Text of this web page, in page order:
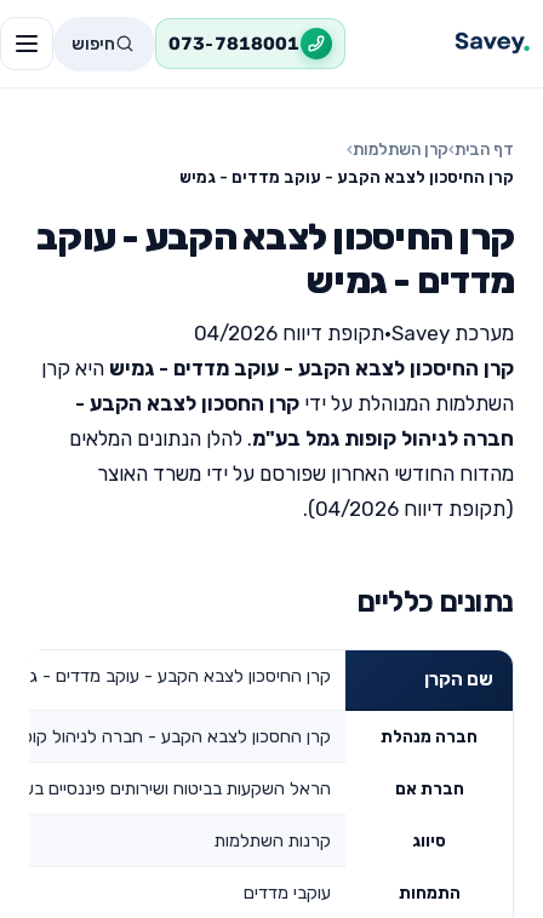
073-7818001 חיפוש
דף הבית›קרן השתלמות›
קרן החיסכון לצבא הקבע - עוקב מדדים - גמיש
קרן החיסכון לצבא הקבע - עוקב
מדדים - גמיש
מערכת Savey •תקופת דיווח 04/2026
קרן החיסכון לצבא הקבע - עוקב מדדים - גמיש היא קרן
השתלמות המנוהלת על ידי קרן החסכון לצבא הקבע -
חברה לניהול קופות גמל בע"מ. להלן הנתונים המלאים
מהדוח החודשי האחרון שפורסם על ידי משרד האוצר
(תקופת דיווח 04/2026).
נתונים כלליים
שם הקרן קרן החיסכון לצבא הקבע - עוקב מדדים - גמיש
חברה מנהלת קרן החסכון לצבא הקבע - חברה לניהול
חברת אם הראל השקעות בביטוח ושירותים פיננסיים בע"מ
סיווג קרנות השתלמות
התמחות עוקבי מדדים